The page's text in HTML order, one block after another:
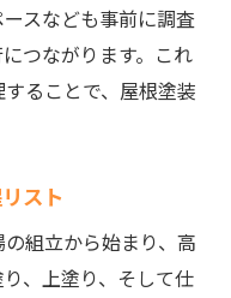
スなども事前に調査
つながります。これ
ることで、屋根塗装
スト
組立から始まり、高
、上塗り、そして仕